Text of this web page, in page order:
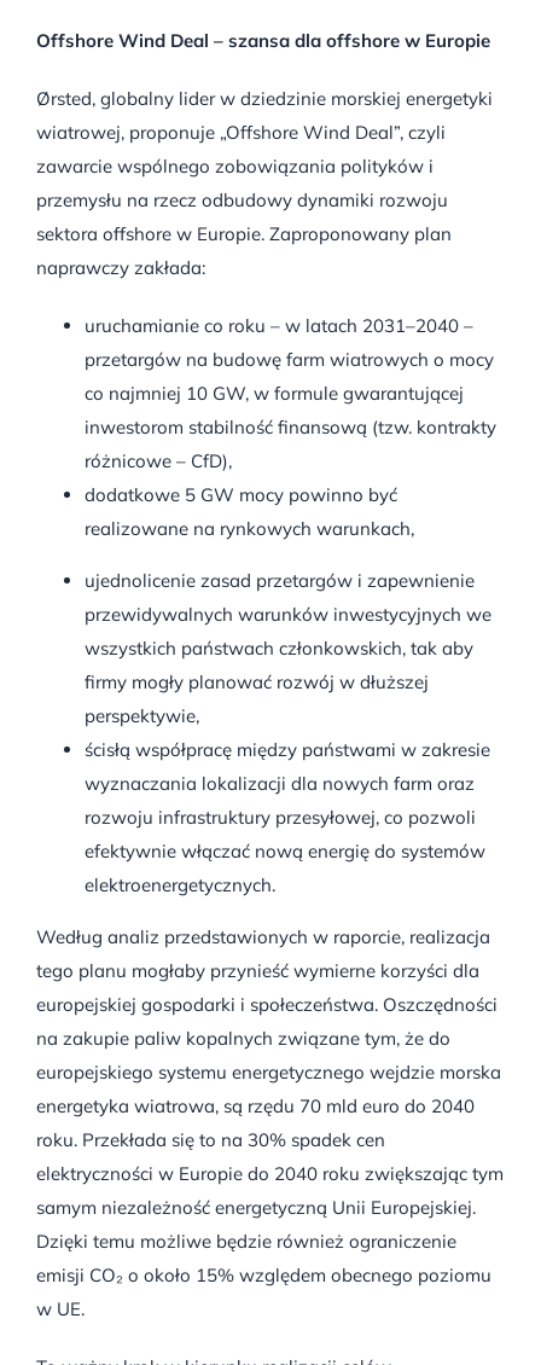
Offshore Wind Deal – szansa dla offshore w Europie
Ørsted, globalny lider w dziedzinie morskiej energetyki
wiatrowej, proponuje „Offshore Wind Deal”, czyli
zawarcie wspólnego zobowiązania polityków i
przemysłu na rzecz odbudowy dynamiki rozwoju
sektora offshore w Europie. Zaproponowany plan
naprawczy zakłada:
uruchamianie co roku – w latach 2031–2040 –
przetargów na budowę farm wiatrowych o mocy
co najmniej 10 GW, w formule gwarantującej
inwestorom stabilność finansową (tzw. kontrakty
różnicowe – CfD),
dodatkowe 5 GW mocy powinno być
realizowane na rynkowych warunkach,
ujednolicenie zasad przetargów i zapewnienie
przewidywalnych warunków inwestycyjnych we
wszystkich państwach członkowskich, tak aby
firmy mogły planować rozwój w dłuższej
perspektywie,
ścisłą współpracę między państwami w zakresie
wyznaczania lokalizacji dla nowych farm oraz
rozwoju infrastruktury przesyłowej, co pozwoli
efektywnie włączać nową energię do systemów
elektroenergetycznych.
Według analiz przedstawionych w raporcie, realizacja
tego planu mogłaby przynieść wymierne korzyści dla
europejskiej gospodarki i społeczeństwa. Oszczędności
na zakupie paliw kopalnych związane tym, że do
europejskiego systemu energetycznego wejdzie morska
energetyka wiatrowa, są rzędu 70 mld euro do 2040
roku. Przekłada się to na 30% spadek cen
elektryczności w Europie do 2040 roku zwiększając tym
samym niezależność energetyczną Unii Europejskiej.
Dzięki temu możliwe będzie również ograniczenie
emisji CO₂ o około 15% względem obecnego poziomu
w UE.